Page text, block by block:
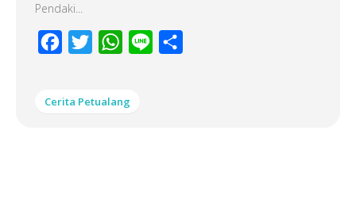
Pendaki...
Facebook
Twitter WhatsApp
Line
Cerita Petualang